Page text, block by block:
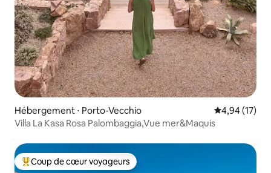
Hébergement ⋅ Porto-Vecchio Évaluation
4,94 (17)
Villa La Kasa Rosa Palombaggia,Vue mer&Maquis
Coups de cœur voyageurs les plus appréciés
Coup de cœur voyageurs